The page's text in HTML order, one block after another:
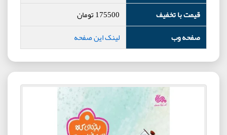
قیمت با تخفیف
175500تومان
صفحه وب
لینک این صفحه